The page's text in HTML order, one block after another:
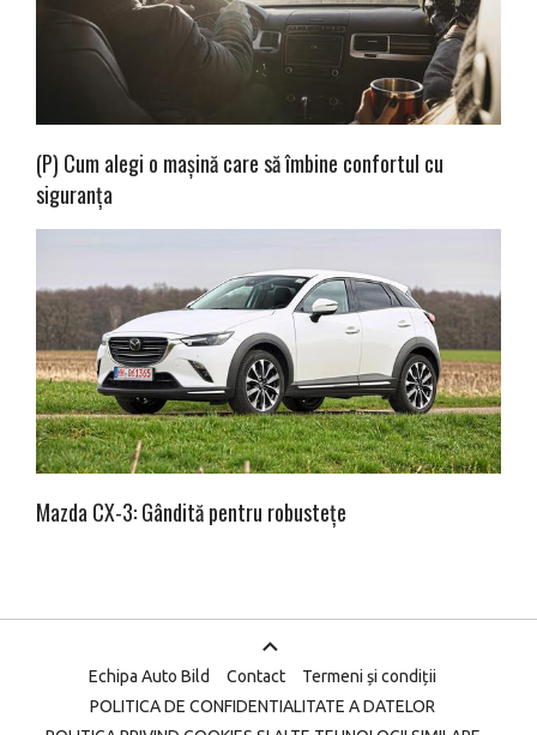
(P) Cum alegi o mașină care să îmbine confortul cu
siguranța
Mazda CX-3: Gândită pentru robustețe
Echipa Auto Bild Contact
Termeni și condiții
POLITICA DE CONFIDENTIALITATE A DATELOR